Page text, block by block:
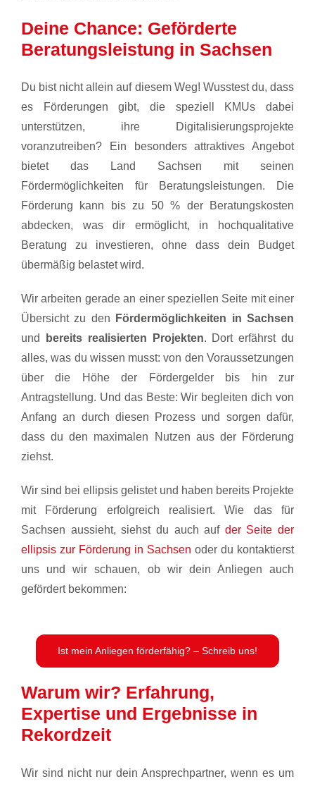
Deine Chance: Geförderte
Beratungsleistung in Sachsen
Du bist nicht allein auf diesem Weg! Wusstest du, dass
es Förderungen gibt, die speziell KMUs dabei
unterstützen, ihre Digitalisierungsprojekte
voranzutreiben? Ein besonders attraktives Angebot
bietet das Land Sachsen mit seinen
Fördermöglichkeiten für Beratungsleistungen. Die
Förderung kann bis zu 50 % der Beratungskosten
abdecken, was dir ermöglicht, in hochqualitative
Beratung zu investieren, ohne dass dein Budget
übermäßig belastet wird.
Wir arbeiten gerade an einer speziellen Seite mit einer
Übersicht zu den
Fördermöglichkeiten in Sachsen
und
bereits realisierten Projekten. Dort erfährst du
alles, was du wissen musst: von den Voraussetzungen
über die Höhe der Fördergelder bis hin zur
Antragstellung. Und das Beste: Wir begleiten dich von
Anfang an durch diesen Prozess und sorgen dafür,
dass du den maximalen Nutzen aus der Förderung
ziehst.
Wir sind bei ellipsis gelistet und haben bereits Projekte
mit Förderung erfolgreich realisiert. Wie das für
Sachsen aussieht, siehst du auch auf der Seite der
ellipsis zur Förderung in Sachsen oder du kontaktierst
uns und wir schauen, ob wir dein Anliegen auch
gefördert bekommen:
Ist mein Anliegen förderfähig? – Schreib uns!
Warum wir? Erfahrung,
Expertise und Ergebnisse in
Rekordzeit
Wir sind nicht nur dein Ansprechpartner, wenn es um